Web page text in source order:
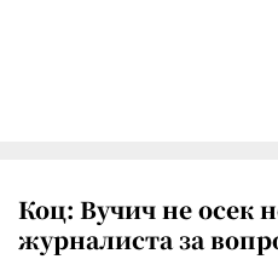
Коц: Вучич не осек
журналиста за